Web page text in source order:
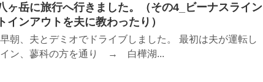
ヶ岳に旅行へ行きました。（その4_ビーナスライン
インアウトを夫に教わったり）
朝、夫とデミオでドライブしました。 最初は夫が運転し
イン、蓼科の方を通り → 白樺湖...